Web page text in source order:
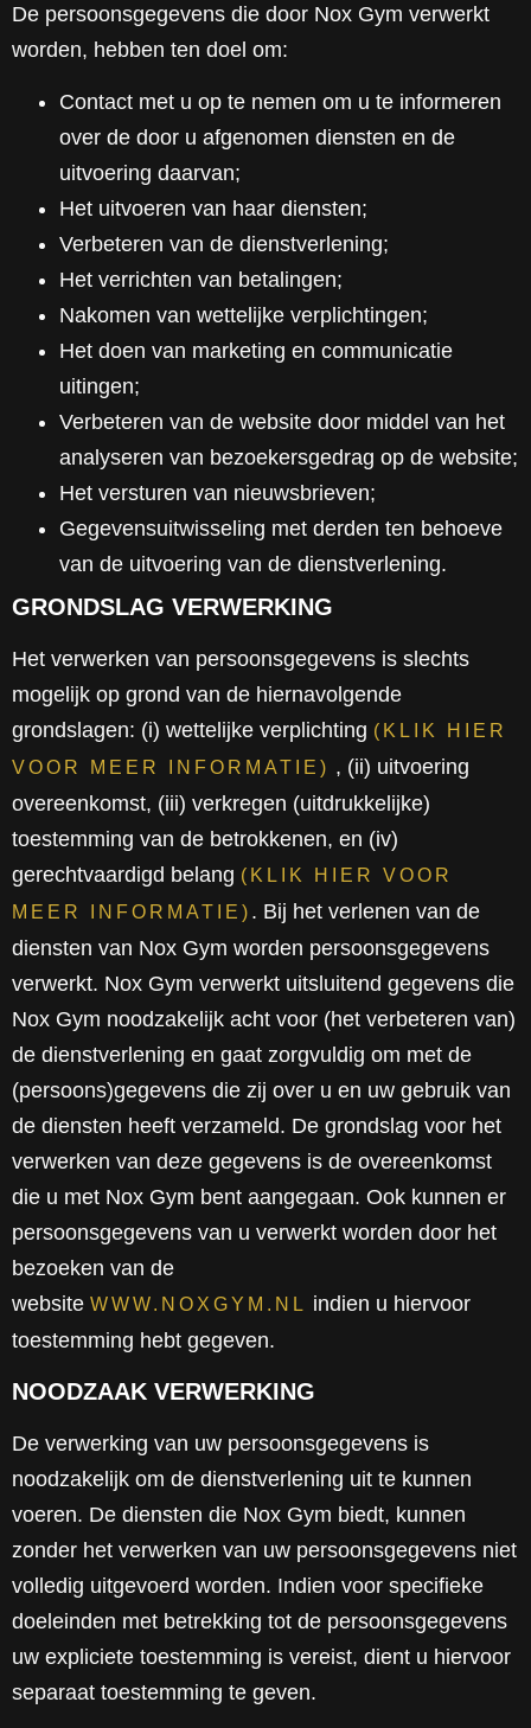
De persoonsgegevens die door Nox Gym verwerkt
worden, hebben ten doel om:
Contact met u op te nemen om u te informeren
over de door u afgenomen diensten en de
uitvoering daarvan;
Het uitvoeren van haar diensten;
Verbeteren van de dienstverlening;
Het verrichten van betalingen;
Nakomen van wettelijke verplichtingen;
Het doen van marketing en communicatie
uitingen;
Verbeteren van de website door middel van het
analyseren van bezoekersgedrag op de website;
Het versturen van nieuwsbrieven;
Gegevensuitwisseling met derden ten behoeve
van de uitvoering van de dienstverlening.
GRONDSLAG VERWERKING
Het verwerken van persoonsgegevens is slechts
mogelijk op grond van de hiernavolgende
grondslagen: (i) wettelijke verplichting (KLIK HIER
VOOR MEER INFORMATIE) , (ii) uitvoering
overeenkomst, (iii) verkregen (uitdrukkelijke)
toestemming van de betrokkenen, en (iv)
gerechtvaardigd belang (KLIK HIER VOOR
MEER INFORMATIE) . Bij het verlenen van de
diensten van Nox Gym worden persoonsgegevens
verwerkt. Nox Gym verwerkt uitsluitend gegevens die
Nox Gym noodzakelijk acht voor (het verbeteren van)
de dienstverlening en gaat zorgvuldig om met de
(persoons)gegevens die zij over u en uw gebruik van
de diensten heeft verzameld. De grondslag voor het
verwerken van deze gegevens is de overeenkomst
die u met Nox Gym bent aangegaan. Ook kunnen er
persoonsgegevens van u verwerkt worden door het
bezoeken van de
website WWW.NOXGYM.NL indien u hiervoor
toestemming hebt gegeven.
NOODZAAK VERWERKING
De verwerking van uw persoonsgegevens is
noodzakelijk om de dienstverlening uit te kunnen
voeren. De diensten die Nox Gym biedt, kunnen
zonder het verwerken van uw persoonsgegevens niet
volledig uitgevoerd worden. Indien voor specifieke
doeleinden met betrekking tot de persoonsgegevens
uw expliciete toestemming is vereist, dient u hiervoor
separaat toestemming te geven.